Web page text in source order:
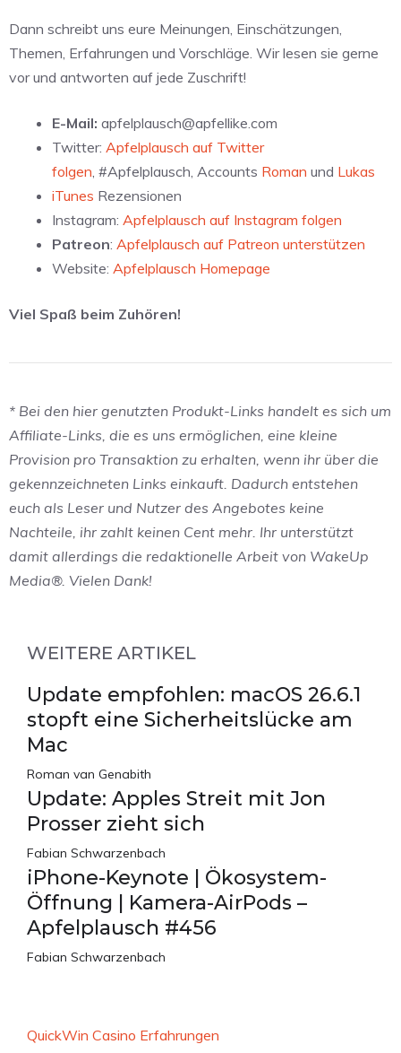
Dann schreibt uns eure Meinungen, Einschätzungen,
Themen, Erfahrungen und Vorschläge. Wir lesen sie gerne
vor und antworten auf jede Zuschrift!
E-Mail: apfelplausch@apfellike.com
Twitter: Apfelplausch auf Twitter
folgen, #Apfelplausch, Accounts Roman und Lukas
iTunes Rezensionen
Instagram: Apfelplausch auf Instagram folgen
Patreon: Apfelplausch auf Patreon unterstützen
Website: Apfelplausch Homepage
Viel Spaß beim Zuhören!
* Bei den hier genutzten Produkt-Links handelt es sich um
Affiliate-Links, die es uns ermöglichen, eine kleine
Provision pro Transaktion zu erhalten, wenn ihr über die
gekennzeichneten Links einkauft. Dadurch entstehen
euch als Leser und Nutzer des Angebotes keine
Nachteile, ihr zahlt keinen Cent mehr. Ihr unterstützt
damit allerdings die redaktionelle Arbeit von WakeUp
Media®. Vielen Dank!
WEITERE ARTIKEL
Update empfohlen: macOS 26.6.1
stopft eine Sicherheitslücke am
Mac
Roman van Genabith
Update: Apples Streit mit Jon
Prosser zieht sich
Fabian Schwarzenbach
iPhone-Keynote | Ökosystem-
Öffnung | Kamera-AirPods –
Apfelplausch #456
Fabian Schwarzenbach
QuickWin Casino Erfahrungen